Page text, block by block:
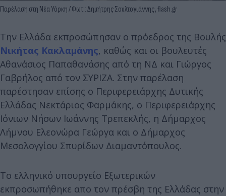
Παρέλαση στη Νέα Υόρκη / Φωτ.: Δημήτρης Σουλτογιάννης, flash.gr
Την Ελλάδα εκπροσώπησαν ο πρόεδρος της Βουλής
Νικήτας Κακλαμάνης, καθώς και οι βουλευτές
Αθανάσιος Παπαθανάσης από τη ΝΔ και Γιώργος
Γαβρήλος από τον ΣΥΡΙΖΑ. Στην παρέλαση
παρέστησαν επίσης ο Περιφερειάρχης Δυτικής
Ελλάδας Νεκτάριος Φαρμάκης, ο Περιφερειάρχης
Ιόνιων Νήσων Ιωάννης Τρεπεκλής, η Δήμαρχος
Λήμνου Ελεονώρα Γεώργα και ο Δήμαρχος
Μεσολογγίου Σπυρίδων Διαμαντόπουλος.
Το ελληνικό υπουργείο Εξωτερικών
εκπροσωπήθηκε απο τον πρέσβη της Ελλάδας στην